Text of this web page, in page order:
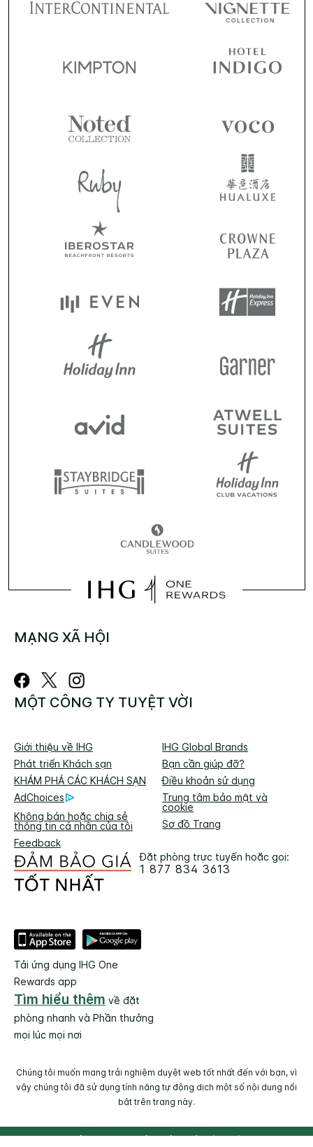
MẠNG XÃ HỘI
MỘT CÔNG TY TUYỆT VỜI
Giới thiệu về IHG
IHG Global Brands
Phát triển Khách sạn
Bạn cần giúp đỡ?
KHÁM PHÁ CÁC KHÁCH SẠN
Điều khoản sử dụng
AdChoices
Trung tâm bảo mật và
cookie
Không bán hoặc chia sẻ
thông tin cá nhân của tôi
Sơ đồ Trang
Feedback
Đặt phòng trực tuyến hoặc gọi:
1 877 834 3613
Tải ứng dụng IHG One
Rewards app
Tìm hiểu thêm về đặt
phòng nhanh và Phần thưởng
mọi lúc mọi nơi
Chúng tôi muốn mang trải nghiệm duyệt web tốt nhất đến với bạn, vì
vậy chúng tôi đã sử dụng tính năng tự động dịch một số nội dung nổi
bật trên trang này.
© 2026 IHG. Bảo lưu mọi quyền. Hầu hết các khách sạn thuộc